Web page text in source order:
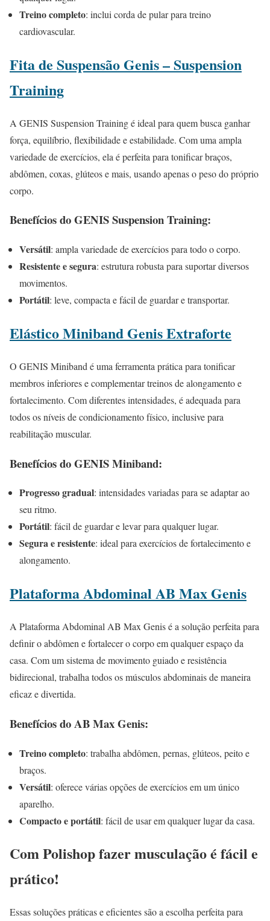
Treino completo: inclui corda de pular para treino
cardiovascular.
Fita de Suspensão Genis – Suspension
Training
A GENIS Suspension Training é ideal para quem busca ganhar
força, equilíbrio, flexibilidade e estabilidade. Com uma ampla
variedade de exercícios, ela é perfeita para tonificar braços,
abdômen, coxas, glúteos e mais, usando apenas o peso do próprio
corpo.
Benefícios do GENIS Suspension Training:
Versátil: ampla variedade de exercícios para todo o corpo.
Resistente e segura: estrutura robusta para suportar diversos
movimentos.
Portátil: leve, compacta e fácil de guardar e transportar.
Elástico Miniband Genis Extraforte
O GENIS Miniband é uma ferramenta prática para tonificar
membros inferiores e complementar treinos de alongamento e
fortalecimento. Com diferentes intensidades, é adequada para
todos os níveis de condicionamento físico, inclusive para
reabilitação muscular.
Benefícios do GENIS Miniband:
Progresso gradual: intensidades variadas para se adaptar ao
seu ritmo.
Portátil: fácil de guardar e levar para qualquer lugar.
Segura e resistente: ideal para exercícios de fortalecimento e
alongamento.
Plataforma Abdominal AB Max Genis
A Plataforma Abdominal AB Max Genis é a solução perfeita para
definir o abdômen e fortalecer o corpo em qualquer espaço da
casa. Com um sistema de movimento guiado e resistência
bidirecional, trabalha todos os músculos abdominais de maneira
eficaz e divertida.
Benefícios do AB Max Genis:
Treino completo: trabalha abdômen, pernas, glúteos, peito e
braços.
Versátil: oferece várias opções de exercícios em um único
aparelho.
Compacto e portátil: fácil de usar em qualquer lugar da casa.
Com Polishop fazer musculação é fácil e
prático!
Essas soluções práticas e eficientes são a escolha perfeita para